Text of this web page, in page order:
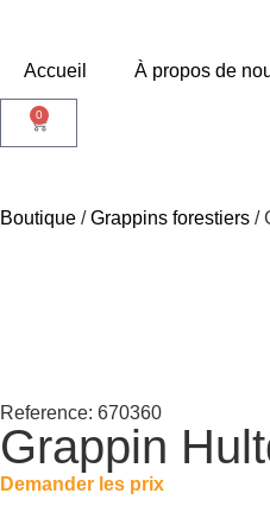
Accueil À propos de
0
Boutique /Grappins forestiers /
Reference: 670360
Grappin
Demander les prix